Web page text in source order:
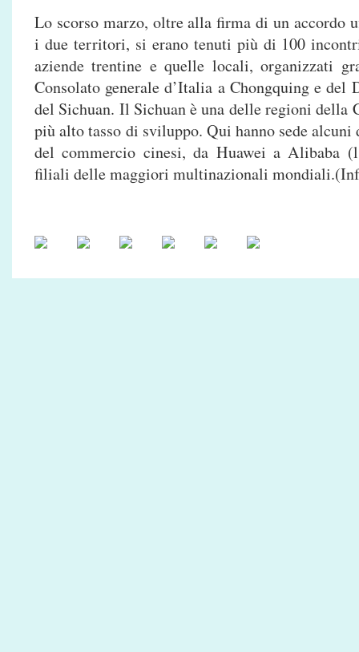
Lo scorso marzo, oltre alla firma di un accordo
i due territori, si erano tenuti più di 100
aziende trentine e quelle locali, organizzati
Consolato generale d’Italia a Chongquing e
del Sichuan. Il Sichuan è una delle regioni della
più alto tasso di sviluppo. Qui hanno sede
del commercio cinesi, da Huawei a Alibaba
filiali delle maggiori multinazionali